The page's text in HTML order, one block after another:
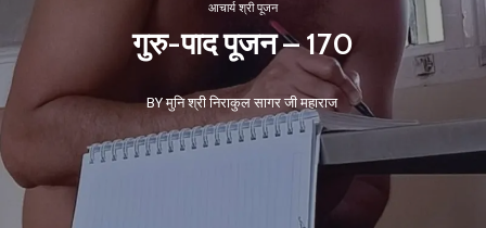
आचार्य श्री पूजन
गुरु-पाद पूजन – 170
BY मुनि श्री निराकुल सागर जी महाराज